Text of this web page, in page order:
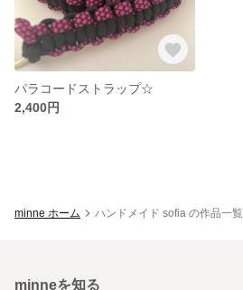
パラコードストラップ☆
2,400円
minne ホーム ハンドメイド sofia の作品一覧
minneを知る